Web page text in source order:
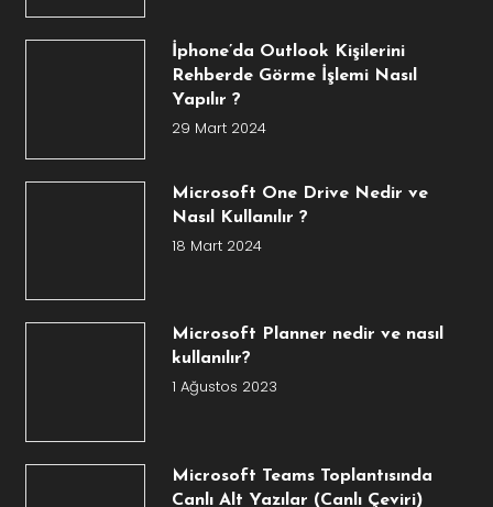
İphone’da Outlook Kişilerini
Rehberde Görme İşlemi Nasıl
Yapılır ?
29 Mart 2024
Microsoft One Drive Nedir ve
Nasıl Kullanılır ?
18 Mart 2024
Microsoft Planner nedir ve nasıl
kullanılır?
1 Ağustos 2023
Microsoft Teams Toplantısında
Canlı Alt Yazılar (Canlı Çeviri)